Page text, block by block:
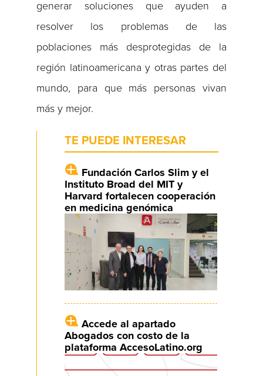
generar soluciones que ayuden a
resolver los problemas de las
poblaciones más desprotegidas de la
región latinoamericana y otras partes del
mundo, para que más personas vivan
más y mejor.
TE PUEDE INTERESAR
Fundación Carlos Slim y el
Instituto Broad del MIT y
Harvard fortalecen cooperación
en medicina genómica
Accede al apartado
Abogados con costo de la
plataforma AccesoLatino.org